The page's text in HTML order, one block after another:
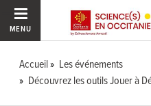
MENU
Accueil
Les événements
Découvrez les outils Jouer à